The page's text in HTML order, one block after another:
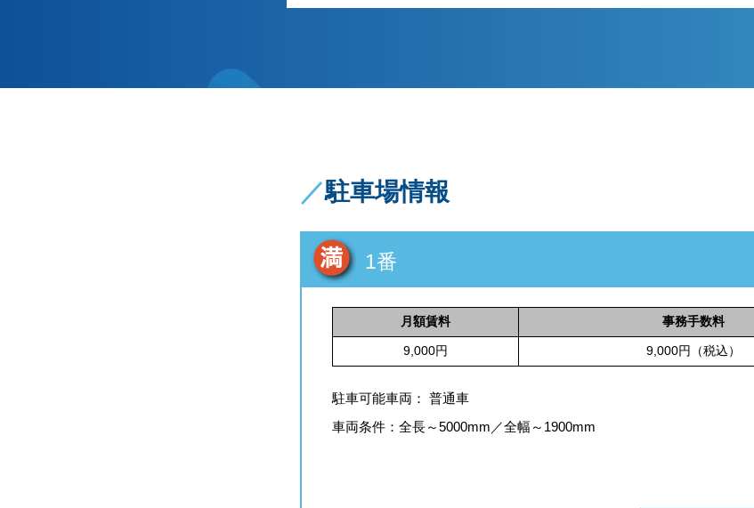
／駐車場情報
1番
月額賃料 事務手数料
9,000円 9,000円（税込）
駐車可能車両： 普通車
車両条件：全長～5000mm／全幅～1900mm